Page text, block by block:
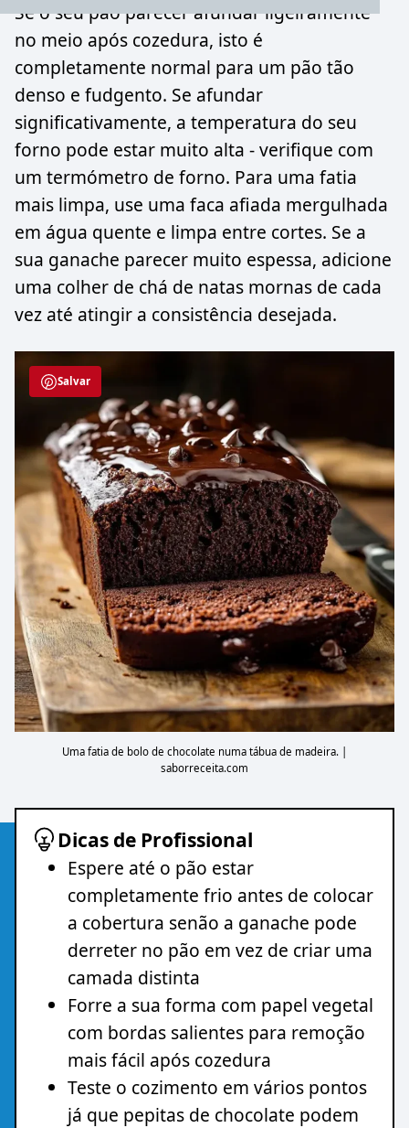
Se o seu pão parecer afundar ligeiramente
no meio após cozedura, isto é
completamente normal para um pão tão
denso e fudgento. Se afundar
significativamente, a temperatura do seu
forno pode estar muito alta - verifique com
um termómetro de forno. Para uma fatia
mais limpa, use uma faca afiada mergulhada
em água quente e limpa entre cortes. Se a
sua ganache parecer muito espessa, adicione
uma colher de chá de natas mornas de cada
vez até atingir a consistência desejada.
Salvar
Uma fatia de bolo de chocolate numa tábua de madeira. |
saborreceita.com
Dicas de Profissional
Espere até o pão estar
completamente frio antes de colocar
a cobertura senão a ganache pode
derreter no pão em vez de criar uma
camada distinta
Forre a sua forma com papel vegetal
com bordas salientes para remoção
mais fácil após cozedura
Teste o cozimento em vários pontos
já que pepitas de chocolate podem